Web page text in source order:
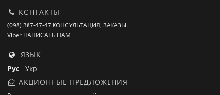
КОНТАКТЫ
(098) 387-47-47 КОНСУЛЬТАЦИЯ, ЗАКАЗЫ.
Viber НАПИСАТЬ НАМ
ЯЗЫК
Рус Укр
АКЦИОННЫЕ ПРЕДЛОЖЕНИЯ